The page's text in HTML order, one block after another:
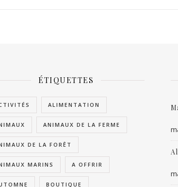
ÉTIQUETTES
ALIMENTATION
ANIMAUX DE LA FERME
DE LA FORÊT
MARINS A OFFRIR
BOUTIQUE